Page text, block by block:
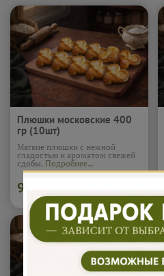
Плюшки московские 400
гр (10шт)
Мягкие плюшки с нежной
сладостью и ароматом свежей
сдобы. Подробнее...
915